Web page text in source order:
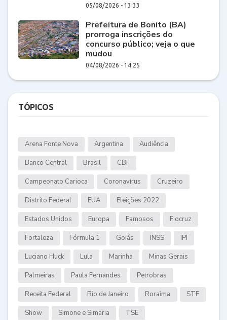
05/08/2026 - 13:33
Prefeitura de Bonito (BA)
prorroga inscrições do
concurso público; veja o que
mudou
04/08/2026 - 14:25
TÓPICOS
Arena Fonte Nova Argentina Audiência
Banco Central Brasil CBF
Campeonato Carioca Coronavírus Cruzeiro
Distrito Federal EUA Eleições 2022
Estados Unidos Europa Famosos Fiocruz
Fortaleza Fórmula 1 Goiás INSS IPI
Luciano Huck Lula Marinha Minas Gerais
Palmeiras Paula Fernandes Petrobras
Receita Federal Rio de Janeiro Roraima STF
Show Simone e Simaria TSE